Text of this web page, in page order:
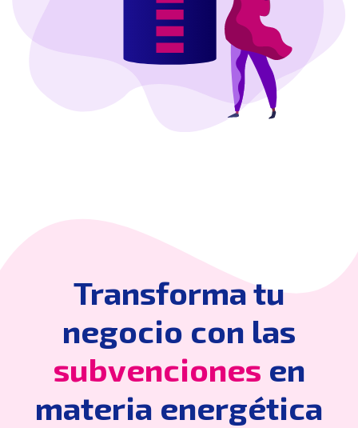
Transforma tu
negocio con las
subvenciones en
materia energética